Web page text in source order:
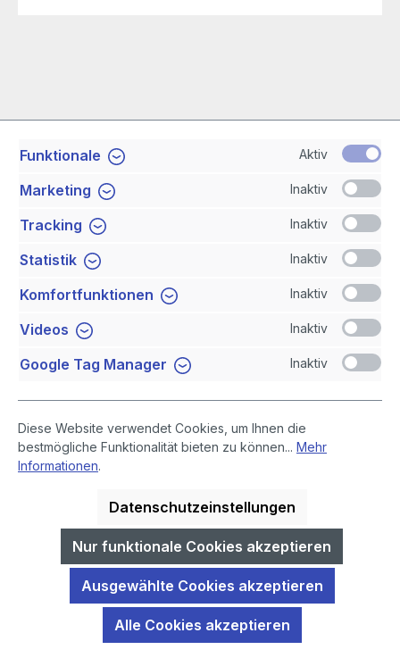
Service-Hotline
Shop Service
Newsletter
* Alle Preise inklusive gesetzlicher Mehrwertsteuer, zuzüglich
Versandkosten
GIDA-Medien sind ausschließlich für den Unterricht an Schulen
geeignet und bestimmt (§ 60a und § 60b UrhG).
Funktionale Aktiv
Marketing Inaktiv
Tracking Inaktiv
Statistik Inaktiv
Komfortfunktionen Inaktiv
Videos Inaktiv
Google Tag Manager Inaktiv
Diese Website verwendet Cookies, um Ihnen die
bestmögliche Funktionalität bieten zu können... Mehr
Informationen.
Datenschutzeinstellungen
Nur funktionale Cookies akzeptieren
Ausgewählte Cookies akzeptieren
Alle Cookies akzeptieren